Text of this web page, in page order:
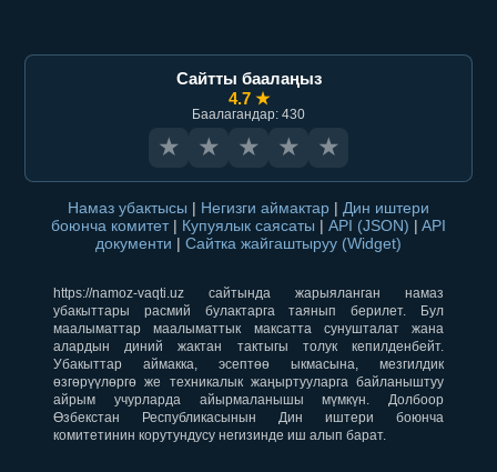
Сайтты баалаңыз
4.7 ★
Баалагандар: 430
★ ★ ★ ★ ★
Намаз убактысы | Негизги аймактар | Дин иштери
боюнча комитет | Купуялык саясаты | API (JSON) | API
документи | Сайтка жайгаштыруу (Widget)
https://namoz-vaqti.uz сайтында жарыяланган намаз
убакыттары расмий булактарга таянып берилет. Бул
маалыматтар маалыматтык максатта сунушталат жана
алардын диний жактан тактыгы толук кепилденбейт.
Убакыттар аймакка, эсептөө ыкмасына, мезгилдик
өзгөрүүлөргө же техникалык жаңыртууларга байланыштуу
айрым учурларда айырмаланышы мүмкүн. Долбоор
Өзбекстан Республикасынын Дин иштери боюнча
комитетинин корутундусу негизинде иш алып барат.